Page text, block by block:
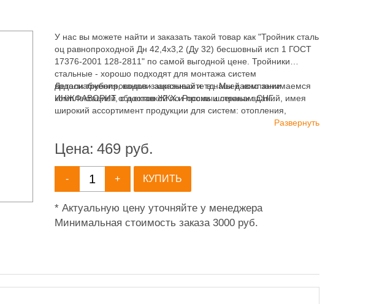
У нас вы можете найти и заказать такой товар как "Тройник сталь
оц равнопроходной Дн 42,4х3,2 (Ду 32) бесшовный исп 1 ГОСТ
17376-2001 128-2811" по самой выгодной цене. Тройники
стальные - хорошо подходят для монтажа систем
водоснабжения, канализационных и т.д. Мы давно занимаемся
комплектацией объектов ЖКХ и промышленных зданий, имея
широкий ассортимент продукции для систем: отопления,
Детали трубопроводов - заказывайте в нашей компании
ИНЖФАВОРИТ, с доставкой по России и странам СНГ.
Развернуть
Цена: 469руб.
- + КУПИТЬ
* Актуальную цену уточняйте у менеджера
Минимальная стоимость заказа 3000 руб.